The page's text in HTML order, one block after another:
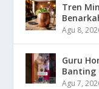
Tren
Agu 8,
Guru
Banting
Agu 7,